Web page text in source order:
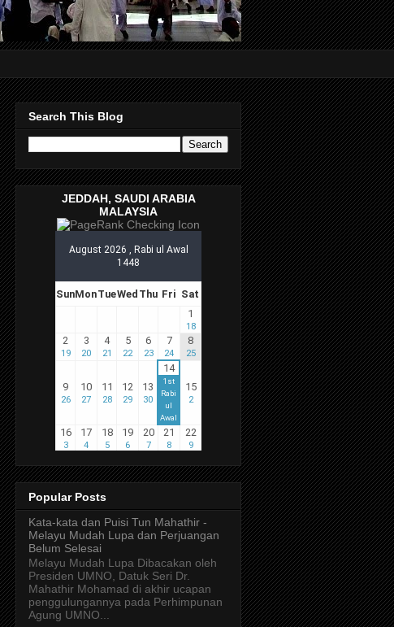
Search This Blog
JEDDAH, SAUDI ARABIA
MALAYSIA
Popular Posts
Kata-kata dan Puisi Tun Mahathir -
Melayu Mudah Lupa dan Perjuangan
Belum Selesai
Melayu Mudah Lupa Dibacakan oleh
Presiden UMNO, Datuk Seri Dr.
Mahathir Mohamad di akhir ucapan
penggulungannya pada Perhimpunan
Agung UMNO...